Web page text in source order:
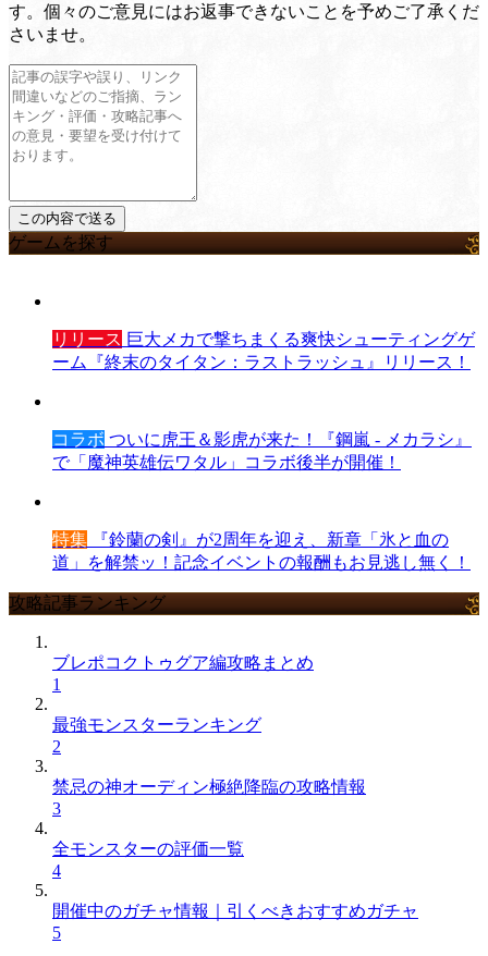
す。個々のご意見にはお返事できないことを予めご了承くだ
さいませ。
ゲームを探す
リリース 巨大メカで撃ちまくる爽快シューティングゲ
ーム『終末のタイタン：ラストラッシュ』リリース！
コラボ ついに虎王＆影虎が来た！『鋼嵐 - メカラシ』
で「魔神英雄伝ワタル」コラボ後半が開催！
特集 『鈴蘭の剣』が2周年を迎え、新章「氷と血の
道」を解禁ッ！記念イベントの報酬もお見逃し無く！
攻略記事ランキング
ブレポコクトゥグア編攻略まとめ
1
最強モンスターランキング
2
禁忌の神オーディン極絶降臨の攻略情報
3
全モンスターの評価一覧
4
開催中のガチャ情報｜引くべきおすすめガチャ
5